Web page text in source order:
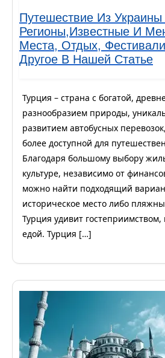
Путешествие Из
Регионы,известные И
Места, Отдых,
Другое В Нашей Статье
Турция – страна с богатой,
разнообразием природы,
развитием автобусных
более доступной для
Благодаря большому выбору
культуре, независимо от
можно найти подходящий
историческое место либо
Турция удивит
едой. Турция […]